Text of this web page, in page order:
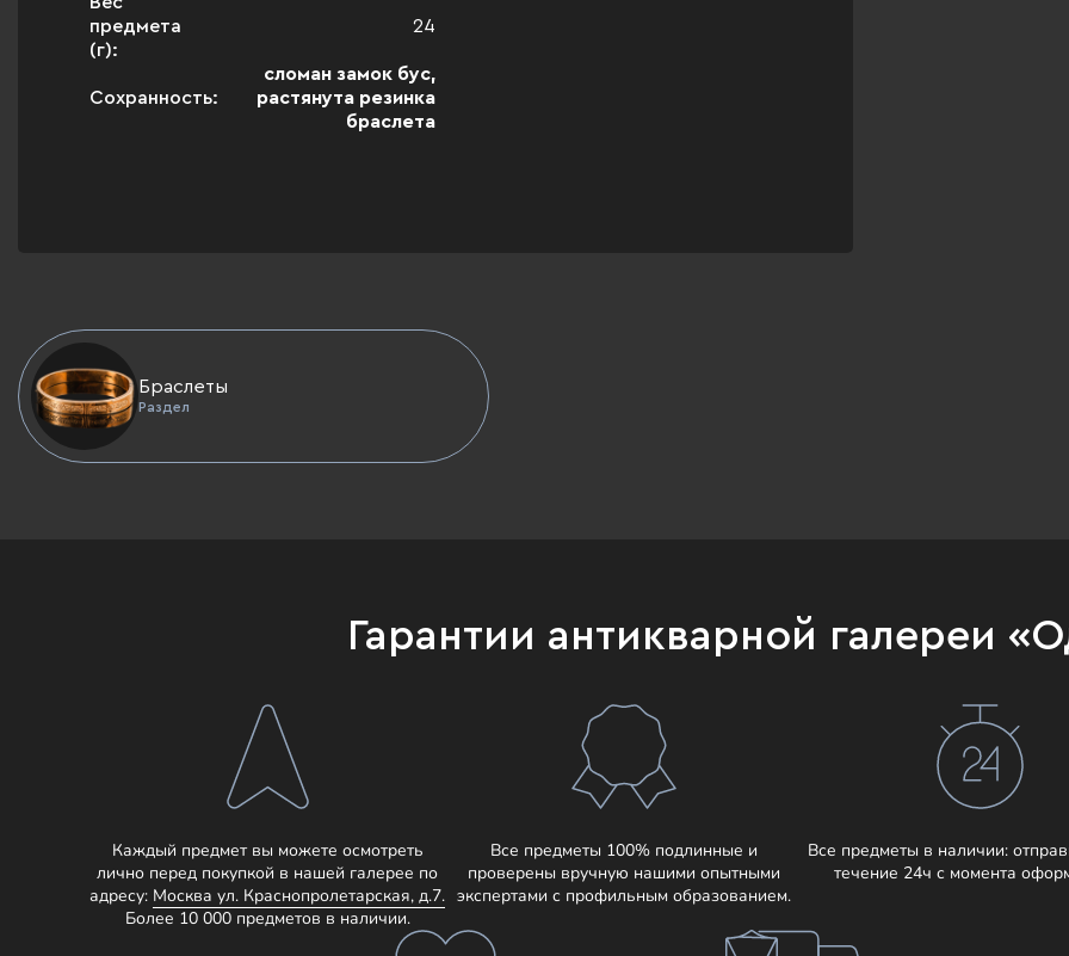
предмета
(г):
24
Сохранность:
сломан замок бус,
растянута резинка
браслета
Браслеты
Раздел
Гарантии антикварной галереи
Каждый предмет вы можете осмотреть
лично перед покупкой в нашей галерее по
адресу: Москва ул. Краснопролетарская, д.7.
Более 10 000 предметов в наличии.
Все предметы 100% подлинные и
проверены вручную нашими опытными
экспертами с профильным образованием.
Все предметы в наличии:
течение 24ч с момента